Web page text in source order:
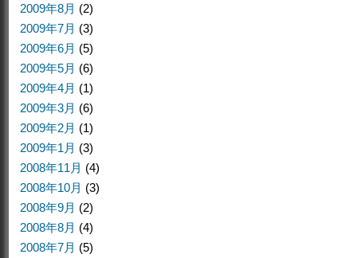
2009年8月 (2)
2009年7月 (3)
2009年6月 (5)
2009年5月 (6)
2009年4月 (1)
2009年3月 (6)
2009年2月 (1)
2009年1月 (3)
2008年11月 (4)
2008年10月 (3)
2008年9月 (2)
2008年8月 (4)
2008年7月 (5)